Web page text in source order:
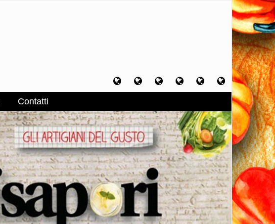
Home Chi
sono
Artigiani
del
Viaggi
del
Filosofia
del
Contatti
Contatti